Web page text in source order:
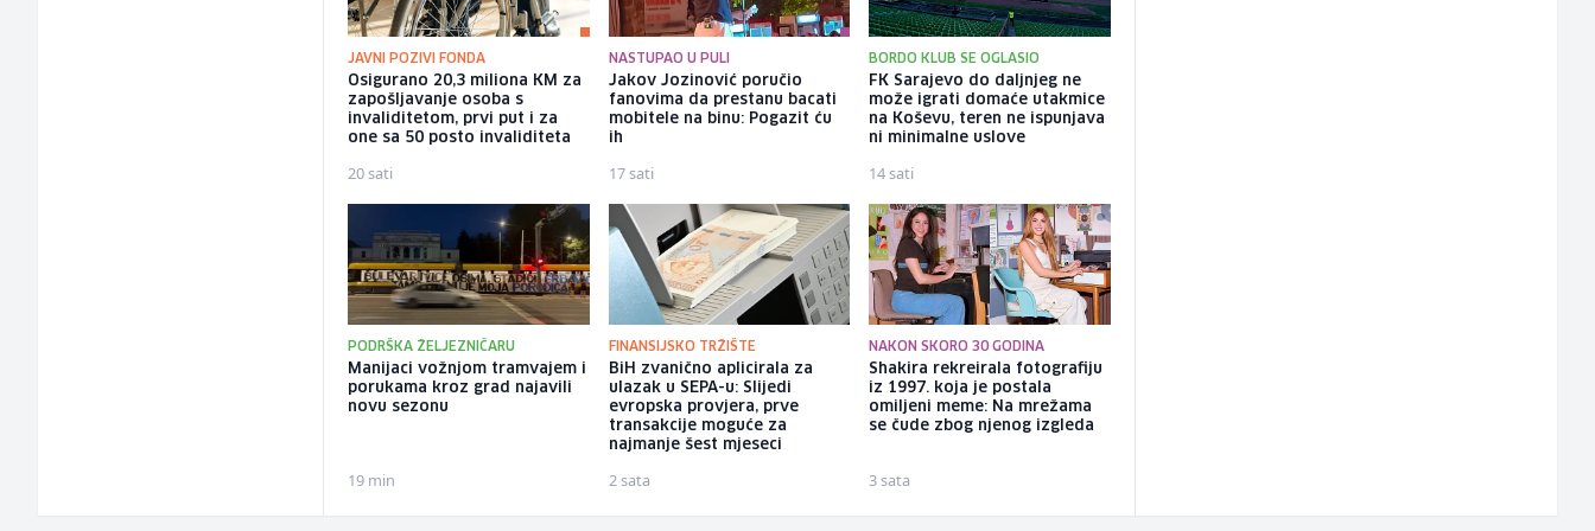
JAVNI POZIVI FONDA
Osigurano 20,3 miliona KM za
zapošljavanje osoba s
invaliditetom, prvi put i za
one sa 50 posto invaliditeta
20 sati
NASTUPAO U PULI
Jakov Jozinović poručio
fanovima da prestanu bacati
mobitele na binu: Pogazit ću
ih
17 sati
BORDO KLUB SE OGLASIO
FK Sarajevo do daljnjeg ne
može igrati domaće utakmice
na Koševu, teren ne ispunjava
ni minimalne uslove
14 sati
PODRŠKA ŽELJEZNIČARU
Manijaci vožnjom tramvajem i
porukama kroz grad najavili
novu sezonu
19 min
FINANSIJSKO TRŽIŠTE
BiH zvanično aplicirala za
ulazak u SEPA-u: Slijedi
evropska provjera, prve
transakcije moguće za
najmanje šest mjeseci
2 sata
NAKON SKORO 30 GODINA
Shakira rekreirala fotografiju
iz 1997. koja je postala
omiljeni meme: Na mrežama
se čude zbog njenog izgleda
3 sata